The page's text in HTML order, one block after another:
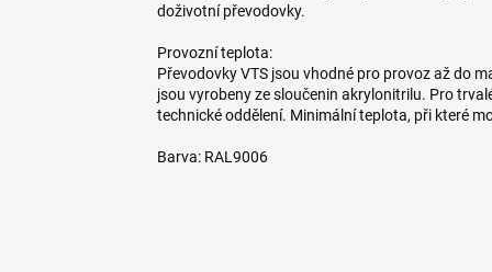
doživotní převodovky.
Provozní teplota:
Převodovky VTS jsou vhodné pro provoz až do
jsou vyrobeny ze sloučenin akrylonitrilu. Pro
technické oddělení. Minimální teplota, při které
Barva: RAL9006